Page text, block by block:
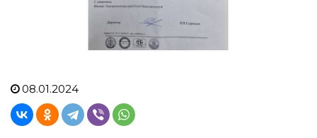
08.01.2024